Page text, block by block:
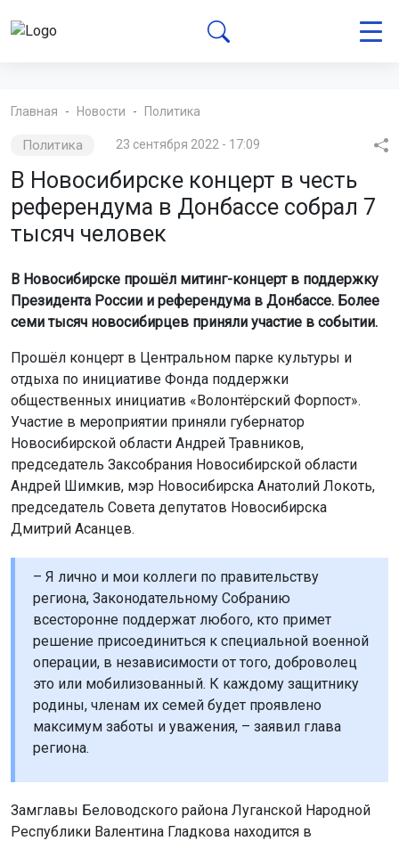
Главная Новости Политика
Политика 23 сентября 2022 - 17:09
В Новосибирске концерт в честь
референдума в Донбассе собрал 7
тысяч человек
В Новосибирске прошёл митинг-концерт в поддержку
Президента России и референдума в Донбассе. Более
семи тысяч новосибирцев приняли участие в событии.
Прошёл концерт в Центральном парке культуры и
отдыха по инициативе Фонда поддержки
общественных инициатив «Волонтёрский Форпост».
Участие в мероприятии приняли губернатор
Новосибирской области Андрей Травников,
председатель Заксобрания Новосибирской области
Андрей Шимкив, мэр Новосибирска Анатолий Локоть,
председатель Совета депутатов Новосибирска
Дмитрий Асанцев.
– Я лично и мои коллеги по правительству
региона, Законодательному Собранию
всесторонне поддержат любого, кто примет
решение присоединиться к специальной военной
операции, в независимости от того, доброволец
это или мобилизованный. К каждому защитнику
родины, членам их семей будет проявлено
максимум заботы и уважения, – заявил глава
региона.
Замглавы Беловодского района Луганской Народной
Республики Валентина Гладкова находится в